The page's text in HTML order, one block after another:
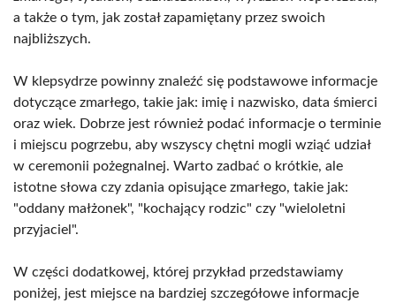
a także o tym, jak został zapamiętany przez swoich
najbliższych.
W klepsydrze powinny znaleźć się podstawowe informacje
dotyczące zmarłego, takie jak: imię i nazwisko, data śmierci
oraz wiek. Dobrze jest również podać informacje o terminie
i miejscu pogrzebu, aby wszyscy chętni mogli wziąć udział
w ceremonii pożegnalnej. Warto zadbać o krótkie, ale
istotne słowa czy zdania opisujące zmarłego, takie jak:
"oddany małżonek", "kochający rodzic" czy "wieloletni
przyjaciel".
W części dodatkowej, której przykład przedstawiamy
poniżej, jest miejsce na bardziej szczegółowe informacje